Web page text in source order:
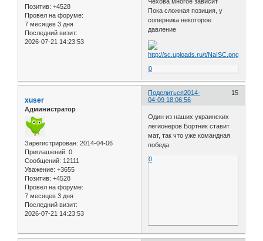
Позитив: +4528
Провел на форуме:
7 месяцев 3 дня
Последний визит:
2026-07-21 14:23:53
Пока сложная позиция, у
соперника некоторое
давление
0
Поделиться 15
2014-
04-09 18:06:56
xuser
Администратор
Зарегистрирован: 2014-04-06
Приглашений: 0
Сообщений: 12111
Уважение: +3655
Позитив: +4528
Провел на форуме:
7 месяцев 3 дня
Последний визит:
2026-07-21 14:23:53
Один из наших украинских
легионеров Бортник ставит
мат, так что уже командная
победа
0